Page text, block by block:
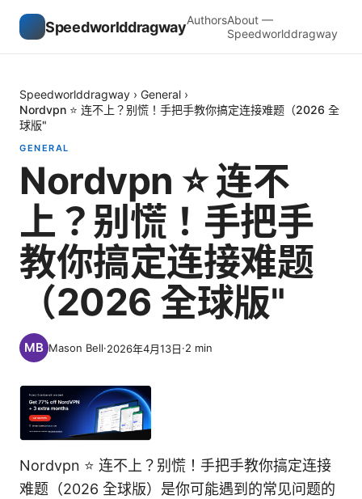
SpeedworlddragwayAuthorsAbout —
Speedworlddragway
Speedworlddragway › General ›
Nordvpn ⭐ 连不上？别慌！手把手教你搞定连接难题（2026 全
球版"
GENERAL
Nordvpn ⭐ 连不
上？别慌！手把手
教你搞定连接难题
（2026 全球版"
Mason Bell·2026年4月13日·2 min
Nordvpn ⭐ 连不上？别慌！手把手教你搞定连接
难题（2026 全球版）是你可能遇到的常见问题的